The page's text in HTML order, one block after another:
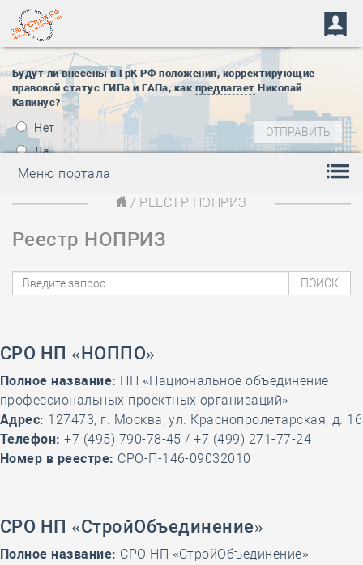
Будут ли внесены в ГрК РФ положения, корректирующие
правовой статус ГИПа и ГАПа, как предлагает Николай
Капинус?
Нет
Да
Меню портала
/ РЕЕСТР НОПРИЗ
Реестр НОПРИЗ
СРО НП «НОППО»
Полное название: НП «Национальное объединение
профессиональных проектных организаций»
Адрес: 127473, г. Москва, ул. Краснопролетарская, д. 16
Телефон: +7 (495) 790-78-45 / +7 (499) 271-77-24
Номер в реестре: СРО-П-146-09032010
СРО НП «СтройОбъединение»
Полное название: СРО НП «СтройОбъединение»